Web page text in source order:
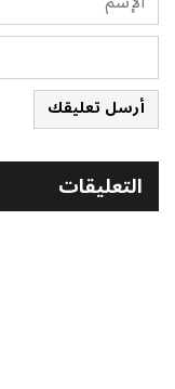
أرسل تعليقك
التعليقات